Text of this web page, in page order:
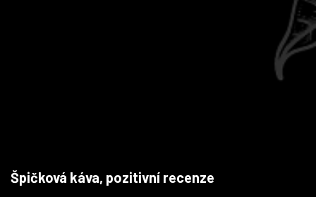
Špičková káva, pozitivní recenze